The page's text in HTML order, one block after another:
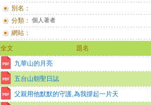
別名：
分類： 個人著者
網站：
全文 題名
九華山的月亮
五台山朝聖日誌
父親用他默默的守護,為我撐起一片天